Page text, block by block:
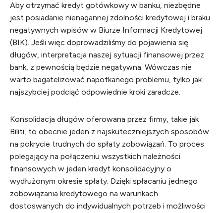
Aby otrzymać kredyt gotówkowy w banku, niezbędne
jest posiadanie nienagannej zdolności kredytowej i braku
negatywnych wpisów w Biurze Informacji Kredytowej
(BIK). Jeśli więc doprowadziliśmy do pojawienia się
długów, interpretacja naszej sytuacji finansowej przez
bank, z pewnością będzie negatywna. Wówczas nie
warto bagatelizować napotkanego problemu, tylko jak
najszybciej podciąć odpowiednie kroki zaradcze.
Konsolidacja długów oferowana przez firmy, takie jak
Biliti, to obecnie jeden z najskuteczniejszych sposobów
na pokrycie trudnych do spłaty zobowiązań. To proces
polegający na połączeniu wszystkich należności
finansowych w jeden kredyt konsolidacyjny o
wydłużonym okresie spłaty. Dzięki spłacaniu jednego
zobowiązania kredytowego na warunkach
dostoswanych do indywidualnych potrzeb i możliwości